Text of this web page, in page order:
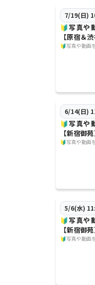
7/19(日)
🔰写真や
【原宿＆渋
🔰写真や動画
6/14(日)
🔰写真や
【新宿御苑
🔰写真や動画
5/6(水)
🔰写真や
【新宿御苑
🔰写真や動画